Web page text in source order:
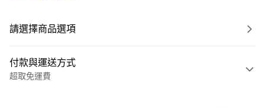
請選擇商品選項
付款與運送方式
超取免運費